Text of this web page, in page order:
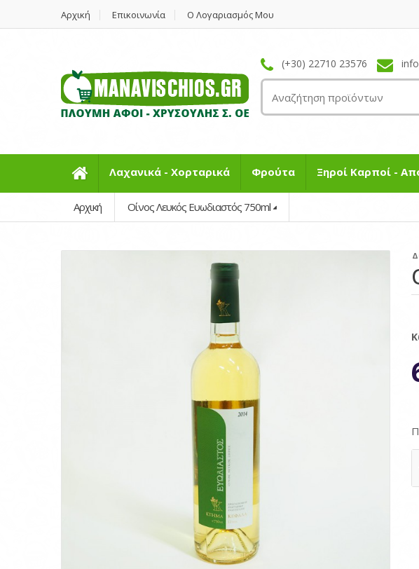
Αρχική Επικοινωνία Ο Λογαριασμός Μου
(+30) 22710 23576
Λαχανικά - Χορταρικά Φρούτα Ξηροί Καρποί -
Αρχική Οίνος Λευκός Ευωδιαστός 750ml